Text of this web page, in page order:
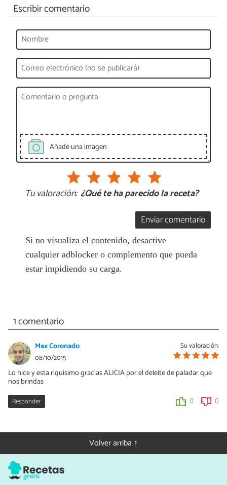
Escribir comentario
Añade una imagen
Tu valoración: ¿Qué te ha parecido la receta?
Enviar comentario
Si no visualiza el contenido, desactive
cualquier adblocker o complemento que pueda
estar impidiendo su carga.
1 comentario
Su valoración:
Max Coronado
08/10/2015
Lo hice y esta riquisimo gracias ALICIA por el deleite de paladar que
nos brindas
Responder 0 0
Volver arriba ↑